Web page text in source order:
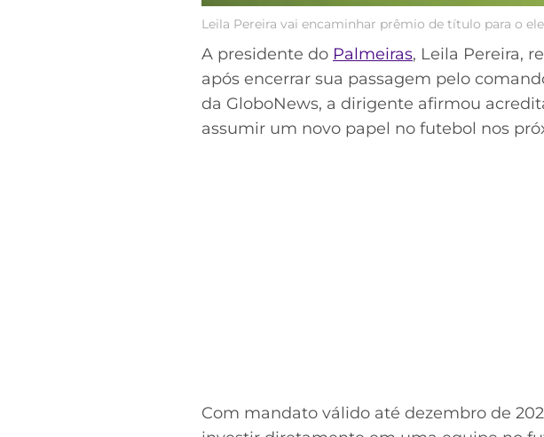
Leila Pereira vai encaminhar prêmio de título para o
A presidente do Palmeiras, Leila Pereira,
após encerrar sua passagem pelo
da GloboNews, a dirigente afirmou
assumir um novo papel no futebol nos
Com mandato válido até dezembro de